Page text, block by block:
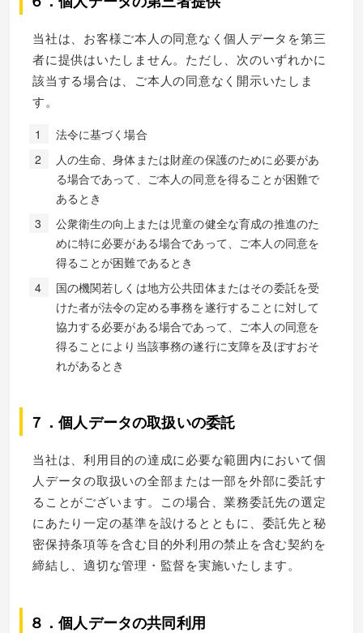
当社は、お客様ご本人の同意なく個人データを第三
者に提供はいたしません。ただし、次のいずれかに
該当する場合は、ご本人の同意なく開示いたしま
す。
法令に基づく場合
人の生命、身体または財産の保護のために必要があ
る場合であって、ご本人の同意を得ることが困難で
あるとき
公衆衛生の向上または児童の健全な育成の推進のた
めに特に必要がある場合であって、ご本人の同意を
得ることが困難であるとき
国の機関若しくは地方公共団体またはその委託を受
けた者が法令の定める事務を遂行することに対して
協力する必要がある場合であって、ご本人の同意を
得ることにより当該事務の遂行に支障を及ぼすおそ
れがあるとき
７．個人データの取扱いの委託
当社は、利用目的の達成に必要な範囲内において個
人データの取扱いの全部または一部を外部に委託す
ることがございます。この場合、業務委託先の選定
にあたり一定の基準を設けるとともに、委託先と秘
密保持条項等を含む目的外利用の禁止を含む契約を
締結し、適切な管理・監督を実施いたします。
８．個人データの共同利用